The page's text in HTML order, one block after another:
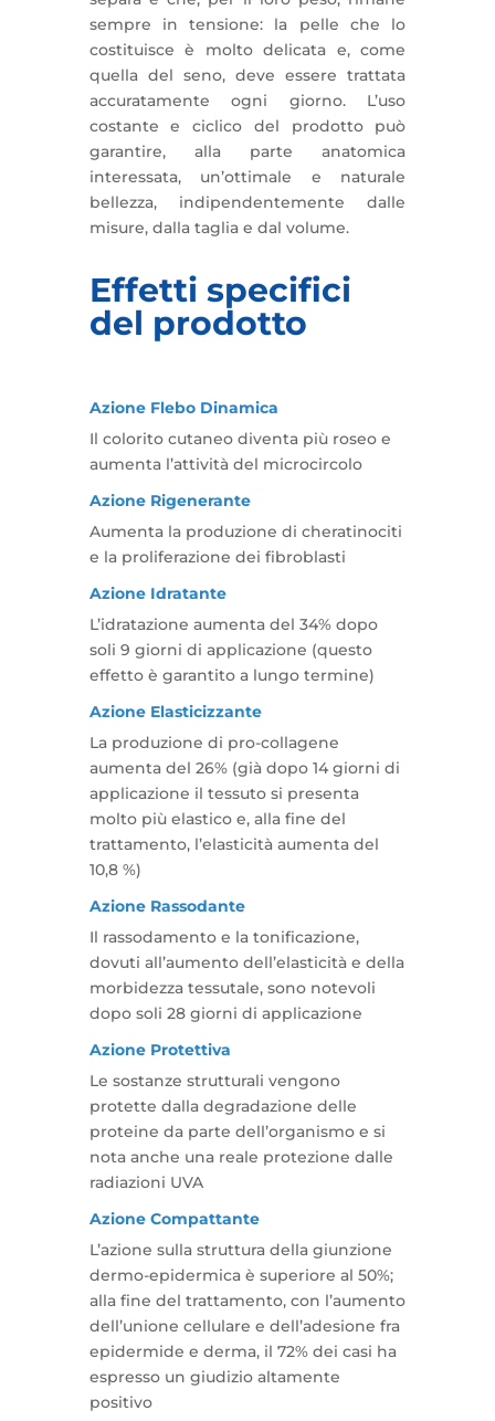
sempre in tensione: la pelle che lo
costituisce è molto delicata e, come
quella del seno, deve essere trattata
accuratamente ogni giorno. L’uso
costante e ciclico del prodotto può
garantire, alla parte anatomica
interessata, un’ottimale e naturale
bellezza, indipendentemente dalle
misure, dalla taglia e dal volume.
Effetti specifici
del prodotto
Azione Flebo Dinamica
Il colorito cutaneo diventa più roseo e
aumenta l’attività del microcircolo
Azione Rigenerante
Aumenta la produzione di cheratinociti
e la proliferazione dei fibroblasti
Azione Idratante
L’idratazione aumenta del 34% dopo
soli 9 giorni di applicazione (questo
effetto è garantito a lungo termine)
Azione Elasticizzante
La produzione di pro-collagene
aumenta del 26% (già dopo 14 giorni di
applicazione il tessuto si presenta
molto più elastico e, alla fine del
trattamento, l’elasticità aumenta del
10,8 %)
Azione Rassodante
Il rassodamento e la tonificazione,
dovuti all’aumento dell’elasticità e della
morbidezza tessutale, sono notevoli
dopo soli 28 giorni di applicazione
Azione Protettiva
Le sostanze strutturali vengono
protette dalla degradazione delle
proteine da parte dell’organismo e si
nota anche una reale protezione dalle
radiazioni UVA
Azione Compattante
L’azione sulla struttura della giunzione
dermo-epidermica è superiore al 50%;
alla fine del trattamento, con l’aumento
dell’unione cellulare e dell’adesione fra
epidermide e derma, il 72% dei casi ha
espresso un giudizio altamente
positivo